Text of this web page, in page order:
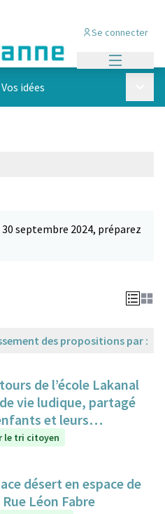
Se connecter
idées
septembre 2024, préparez
des propositions par :
de l’école Lakanal
vie ludique, partagé
et leurs
le tri citoyen
désert en espace de
Léon Fabre